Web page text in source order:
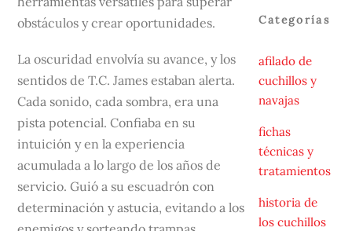
obstáculos y crear oportunidades.
La oscuridad envolvía su avance, y los
sentidos de T.C. James estaban alerta.
Cada sonido, cada sombra, era una
pista potencial. Confiaba en su
intuición y en la experiencia
acumulada a lo largo de los años de
servicio. Guió a su escuadrón con
determinación y astucia, evitando a los
Categorías
afilado de
cuchillos y
navajas
fichas
técnicas y
tratamientos
historia de
los cuchillos